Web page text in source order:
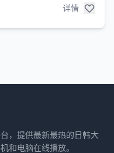
详情
，提供最新最热的日韩大
和电脑在线播放。